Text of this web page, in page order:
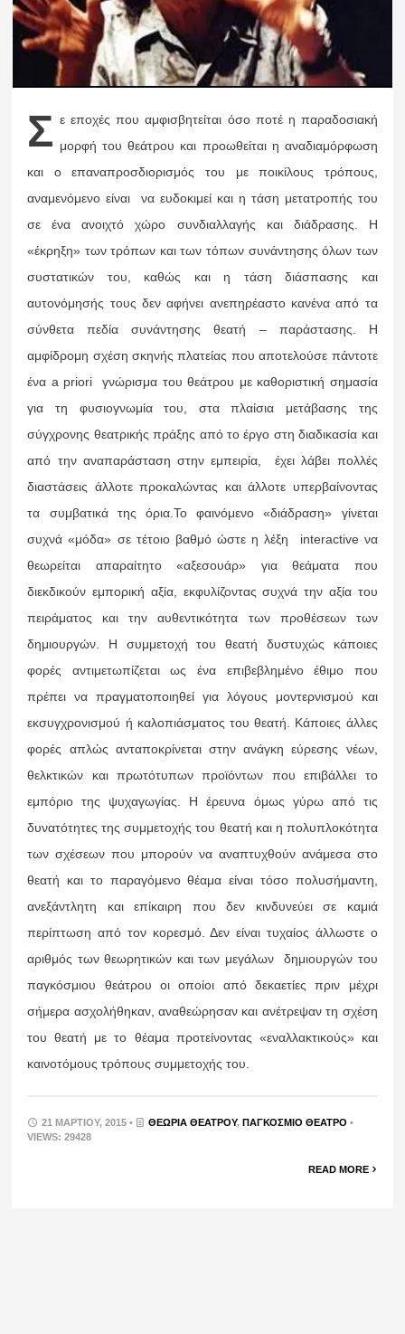
Σ ε εποχές που αμφισβητείται όσο ποτέ η παραδοσιακή
μορφή του θεάτρου και προωθείται η αναδιαμόρφωση
και ο επαναπροσδιορισμός του με ποικίλους τρόπους,
αναμενόμενο είναι να ευδοκιμεί και η τάση μετατροπής του
σε ένα ανοιχτό χώρο συνδιαλλαγής και διάδρασης. Η
«έκρηξη» των τρόπων και των τόπων συνάντησης όλων των
συστατικών του, καθώς και η τάση διάσπασης και
αυτονόμησής τους δεν αφήνει ανεπηρέαστο κανένα από τα
σύνθετα πεδία συνάντησης θεατή – παράστασης. Η
αμφίδρομη σχέση σκηνής πλατείας που αποτελούσε πάντοτε
ένα a priori γνώρισμα του θεάτρου με καθοριστική σημασία
για τη φυσιογνωμία του, στα πλαίσια μετάβασης της
σύγχρονης θεατρικής πράξης από το έργο στη διαδικασία και
από την αναπαράσταση στην εμπειρία, έχει λάβει πολλές
διαστάσεις άλλοτε προκαλώντας και άλλοτε υπερβαίνοντας
τα συμβατικά της όρια.Το φαινόμενο «διάδραση» γίνεται
συχνά «μόδα» σε τέτοιο βαθμό ώστε η λέξη interactive να
θεωρείται απαραίτητο «αξεσουάρ» για θεάματα που
διεκδικούν εμπορική αξία, εκφυλίζοντας συχνά την αξία του
πειράματος και την αυθεντικότητα των προθέσεων των
δημιουργών. Η συμμετοχή του θεατή δυστυχώς κάποιες
φορές αντιμετωπίζεται ως ένα επιβεβλημένο έθιμο που
πρέπει να πραγματοποιηθεί για λόγους μοντερνισμού και
εκσυγχρονισμού ή καλοπιάσματος του θεατή. Κάποιες άλλες
φορές απλώς ανταποκρίνεται στην ανάγκη εύρεσης νέων,
θελκτικών και πρωτότυπων προϊόντων που επιβάλλει το
εμπόριο της ψυχαγωγίας. Η έρευνα όμως γύρω από τις
δυνατότητες της συμμετοχής του θεατή και η πολυπλοκότητα
των σχέσεων που μπορούν να αναπτυχθούν ανάμεσα στο
θεατή και το παραγόμενο θέαμα είναι τόσο πολυσήμαντη,
ανεξάντλητη και επίκαιρη που δεν κινδυνεύει σε καμιά
περίπτωση από τον κορεσμό. Δεν είναι τυχαίος άλλωστε ο
αριθμός των θεωρητικών και των μεγάλων δημιουργών του
παγκόσμιου θεάτρου οι οποίοι από δεκαετίες πριν μέχρι
σήμερα ασχολήθηκαν, αναθεώρησαν και ανέτρεψαν τη σχέση
του θεατή με το θέαμα προτείνοντας «εναλλακτικούς» και
καινοτόμους τρόπους συμμετοχής του.
21 ΜΑΡΤΊΟΥ, 2015 • ΘΕΩΡΊΑ ΘΕΆΤΡΟΥ,ΠΑΓΚΌΣΜΙΟ ΘΈΑΤΡΟ •
VIEWS: 29428
READ MORE